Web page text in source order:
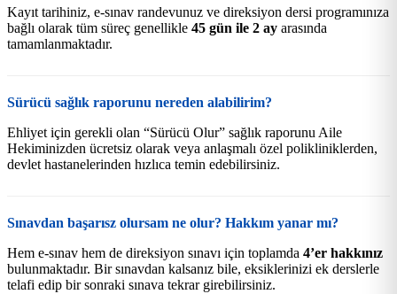
Kayıt tarihiniz, e-sınav randevunuz ve direksiyon dersi programınıza
bağlı olarak tüm süreç genellikle 45 gün ile 2 ay arasında
tamamlanmaktadır.
Sürücü sağlık raporunu nereden alabilirim?
Ehliyet için gerekli olan “Sürücü Olur” sağlık raporunu Aile
Hekiminizden ücretsiz olarak veya anlaşmalı özel polikliniklerden,
devlet hastanelerinden hızlıca temin edebilirsiniz.
Sınavdan başarısz olursam ne olur? Hakkım yanar mı?
Hem e-sınav hem de direksiyon sınavı için toplamda 4’er hakkınız
bulunmaktadır. Bir sınavdan kalsanız bile, eksiklerinizi ek derslerle
telafi edip bir sonraki sınava tekrar girebilirsiniz.